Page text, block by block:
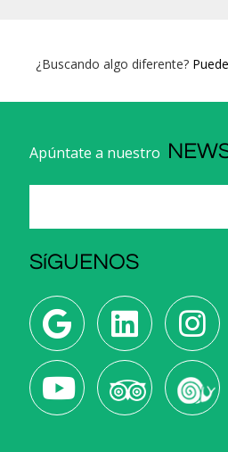
¿Buscando algo diferente?
Apúntate a nuestro
SíGUENOS